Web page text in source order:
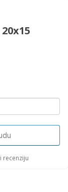
recenziju